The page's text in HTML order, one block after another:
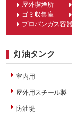
屋外喫煙所
ゴミ収集庫
プロパンガス容
灯油タンク
室内用
屋外用スチール製
防油堤